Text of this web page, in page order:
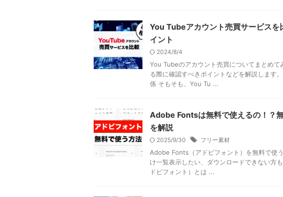
You Tubeアカウント売買サービス
イント
2024/8/4
You Tubeのアカウント売買についてまとめ
る際に確認すべきポイントなどを解説します
係 そもそも、You Tu ...
Adobe Fontsは無料で使えるの！？
を解説
2025/9/30 フリー素材
Adobe Fonts（アドビフォント）を無料で使
け一覧表示したい、ダウンロードできない方
ドビフォント）とは ...